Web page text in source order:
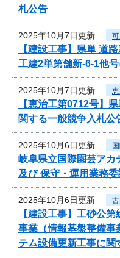
札公告
2025年10月7日更新
【建設工事】県単 道
工建2単第舗新-6-1他
2025年10月7日更新
【恵治工第0712号】
関する一般競争入札公
2025年10月6日更新
岐阜県立国際園芸アカ
及び 保守・運用業務
2025年10月6日更新
【建設工事】工砂公
事業（情報基盤整備事
テム設備更新工事に関